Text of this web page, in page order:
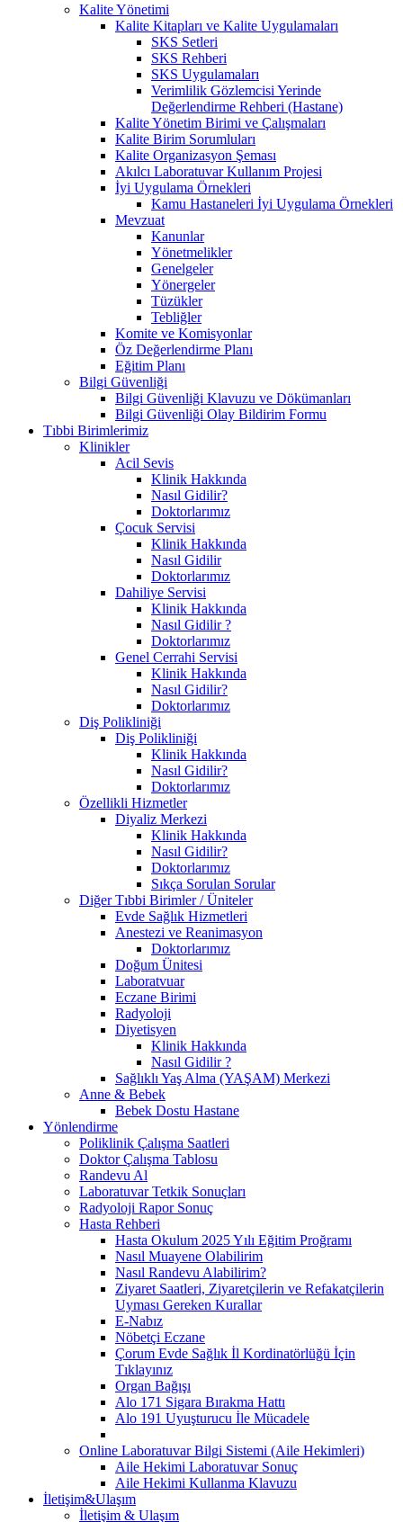
Kalite Yönetimi
Kalite Kitapları ve Kalite Uygulamaları
SKS Setleri
SKS Rehberi
SKS Uygulamaları
Verimlilik Gözlemcisi Yerinde
Değerlendirme Rehberi (Hastane)
Kalite Yönetim Birimi ve Çalışmaları
Kalite Birim Sorumluları
Kalite Organizasyon Şeması
Akılcı Laboratuvar Kullanım Projesi
İyi Uygulama Örnekleri
Kamu Hastaneleri İyi Uygulama Örnekleri
Mevzuat
Kanunlar
Yönetmelikler
Genelgeler
Yönergeler
Tüzükler
Tebliğler
Komite ve Komisyonlar
Öz Değerlendirme Planı
Eğitim Planı
Bilgi Güvenliği
Bilgi Güvenliği Klavuzu ve Dökümanları
Bilgi Güvenliği Olay Bildirim Formu
Tıbbi Birimlerimiz
Klinikler
Acil Sevis
Klinik Hakkında
Nasıl Gidilir?
Doktorlarımız
Çocuk Servisi
Klinik Hakkında
Nasıl Gidilir
Doktorlarımız
Dahiliye Servisi
Klinik Hakkında
Nasıl Gidilir ?
Doktorlarımız
Genel Cerrahi Servisi
Klinik Hakkında
Nasıl Gidilir?
Doktorlarımız
Diş Polikliniği
Diş Polikliniği
Klinik Hakkında
Nasıl Gidilir?
Doktorlarımız
Özellikli Hizmetler
Diyaliz Merkezi
Klinik Hakkında
Nasıl Gidilir?
Doktorlarımız
Sıkça Sorulan Sorular
Diğer Tıbbi Birimler / Üniteler
Evde Sağlık Hizmetleri
Anestezi ve Reanimasyon
Doktorlarımız
Doğum Ünitesi
Laboratvuar
Eczane Birimi
Radyoloji
Diyetisyen
Klinik Hakkında
Nasıl Gidilir ?
Sağlıklı Yaş Alma (YAŞAM) Merkezi
Anne & Bebek
Bebek Dostu Hastane
Yönlendirme
Poliklinik Çalışma Saatleri
Doktor Çalışma Tablosu
Randevu Al
Laboratuvar Tetkik Sonuçları
Radyoloji Rapor Sonuç
Hasta Rehberi
Hasta Okulum 2025 Yılı Eğitim Proğramı
Nasıl Muayene Olabilirim
Nasıl Randevu Alabilirim?
Ziyaret Saatleri, Ziyaretçilerin ve Refakatçilerin
Uyması Gereken Kurallar
E-Nabız
Nöbetçi Eczane
Çorum Evde Sağlık İl Kordinatörlüğü İçin
Tıklayınız
Organ Bağışı
Alo 171 Sigara Bırakma Hattı
Alo 191 Uyuşturucu İle Mücadele
Online Laboratuvar Bilgi Sistemi (Aile Hekimleri)
Aile Hekimi Laboratuvar Sonuç
Aile Hekimi Kullanma Klavuzu
İletişim&Ulaşım
İletişim & Ulaşım